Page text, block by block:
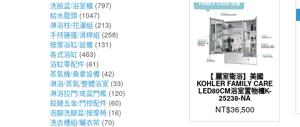
洗臉盆/浴室櫃 (797)
給水龍頭 (1047)
淋浴柱/花灑組 (213)
手持蓮蓬/滑桿組 (258)
按摩浴缸/設備 (131)
各式浴缸 (463)
浴缸零配件 (61)
蒸氣機/桑拿設備 (42)
淋浴/蒸氣/整體浴室 (33)
淋浴拉門/底盆門檻 (120)
鉸鏈五金/門控配件 (60)
泡腳洗腳盆/按摩椅 (16)
洗衣槽組/曬衣架 (70)
【 麗室衛浴】美國
KOHLER FAMILY CARE
LED80CM浴室置物櫃K-
25238-NA
NT$36,500